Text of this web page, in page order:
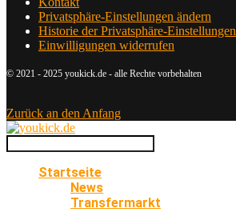
Privatsphäre-Einstellungen ändern
Historie der Privatsphäre-Einstellungen
Einwilligungen widerrufen
© 2021 - 2025 youkick.de - alle Rechte vorbehalten
Zurück an den Anfang
Startseite
News
Transfermarkt